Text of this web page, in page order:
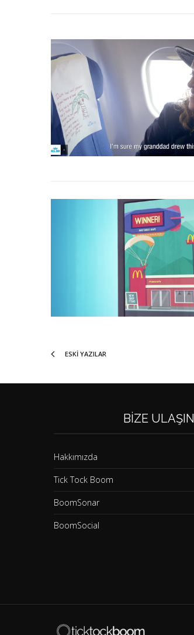
ESKI YAZILAR
BIZE ULAŞIN
Hakkımızda
Tick Tock Boom
BoomSonar
BoomSocial